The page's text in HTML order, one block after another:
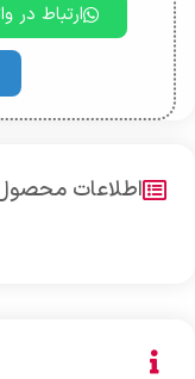
ارتباط در
اطلاعات